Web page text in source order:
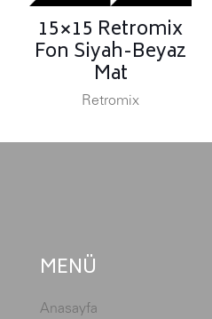
15×15 Retromix
Fon Siyah-Beyaz
Mat
Retromix
MENÜ
Anasayfa